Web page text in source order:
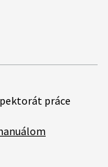
práce